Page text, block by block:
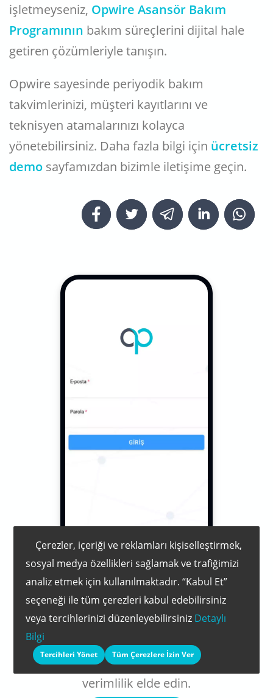
işletmeyseniz, Opwire Asansör Bakım
Programının bakım süreçlerini dijital hale
getiren çözümleriyle tanışın.
Opwire sayesinde periyodik bakım
takvimlerinizi, müşteri kayıtlarını ve
teknisyen atamalarınızı kolayca
yönetebilirsiniz. Daha fazla bilgi için ücretsiz
demo sayfamızdan bizimle iletişime geçin.
Başlamak için hazır
mısınız?
İş süreçlerinizi Opwire Asansör Bakım
Programı ile planlayarak %50’ye varan
verimlilik elde edin.
Çerezler, içeriği ve reklamları kişiselleştirmek,
sosyal medya özellikleri sağlamak ve trafiğimizi
analiz etmek için kullanılmaktadır. “Kabul Et”
seçeneği ile tüm çerezleri kabul edebilirsiniz
veya tercihlerinizi düzenleyebilirsiniz Detaylı
Bilgi
Tercihleri Yönet Tüm Çerezlere İzin Ver